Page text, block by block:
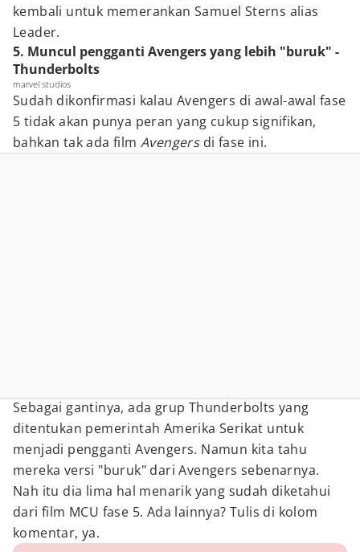
kembali untuk memerankan Samuel Sterns alias
Leader.
5. Muncul pengganti Avengers yang lebih "buruk" -
Thunderbolts
marvel studios
Sudah dikonfirmasi kalau Avengers di awal-awal fase
5 tidak akan punya peran yang cukup signifikan,
bahkan tak ada film Avengers di fase ini.
Sebagai gantinya, ada grup Thunderbolts yang
ditentukan pemerintah Amerika Serikat untuk
menjadi pengganti Avengers. Namun kita tahu
mereka versi "buruk" dari Avengers sebenarnya.
Nah itu dia lima hal menarik yang sudah diketahui
dari film MCU fase 5. Ada lainnya? Tulis di kolom
komentar, ya.